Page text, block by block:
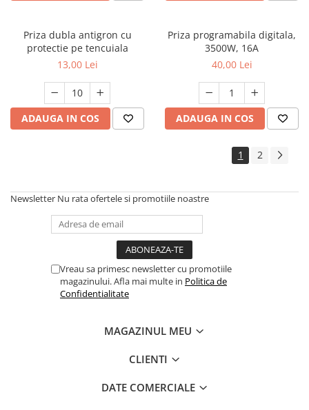
Priza dubla antigron cu
protectie pe tencuiala
13,00 Lei
ADAUGA IN COS
Priza programabila digitala,
3500W, 16A
40,00 Lei
ADAUGA IN COS
1 2
Newsletter Nu rata ofertele si promotiile noastre
Vreau sa primesc newsletter cu promotiile
magazinului. Afla mai multe in Politica de
Confidentialitate
MAGAZINUL MEU
CLIENTI
DATE COMERCIALE